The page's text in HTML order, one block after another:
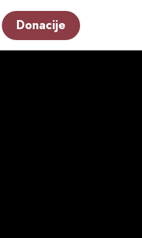
Donacije